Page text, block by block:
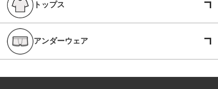
トップス
アンダーウェア